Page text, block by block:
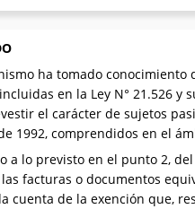
ha tomado
en la Ley N° 21.526
el carácter de sujetos
1992, comprendidos en el
a lo previsto en el punto 2,
facturas o documentos
cuenta de la exención que,